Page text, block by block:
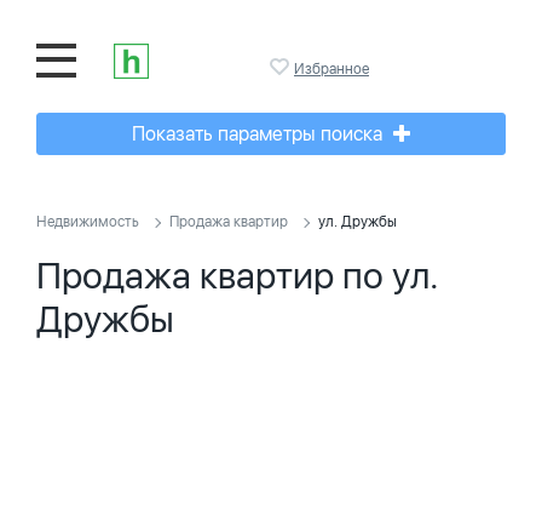
Избранное
Показать параметры поиска
Недвижимость Продажа квартир ул. Дружбы
Продажа квартир по ул.
Дружбы